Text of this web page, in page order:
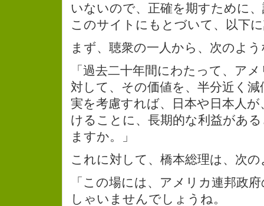
いないので、正確を期すために
このサイトにもとづいて、以下
まず、聴衆の一人から、次のよ
「過去二十年間にわたって、ア
対して、その価値を、半分近く
実を考慮すれば、日本や日本人
けることに、長期的な利益があ
ますか。」
これに対して、橋本総理は、次
「この場には、アメリカ連邦政
しゃいませんでしょうね。